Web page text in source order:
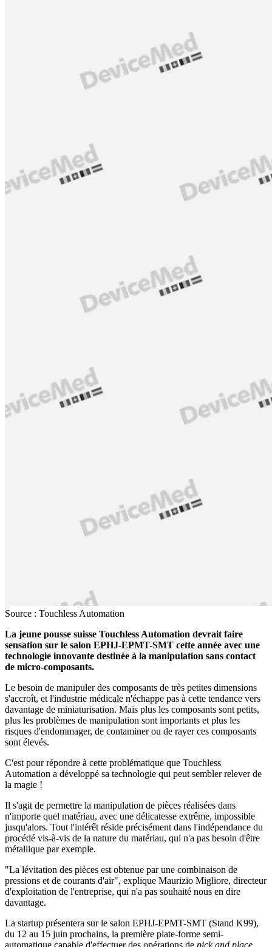
Source : Touchless Automation
La jeune pousse suisse Touchless Automation devrait faire
sensation sur le salon EPHJ-EPMT-SMT cette année avec une
technologie innovante destinée à la manipulation sans contact
de micro-composants.
Le besoin de manipuler des composants de très petites dimensions
s'accroît, et l'industrie médicale n'échappe pas à cette tendance vers
davantage de miniaturisation. Mais plus les composants sont petits,
plus les problèmes de manipulation sont importants et plus les
risques d'endommager, de contaminer ou de rayer ces composants
sont élevés.
C'est pour répondre à cette problématique que Touchless
Automation a développé sa technologie qui peut sembler relever de
la magie !
Il s'agit de permettre la manipulation de pièces réalisées dans
n'importe quel matériau, avec une délicatesse extrême, impossible
jusqu'alors. Tout l'intérêt réside précisément dans l'indépendance du
procédé vis-à-vis de la nature du matériau, qui n'a pas besoin d'être
métallique par exemple.
"La lévitation des pièces est obtenue par une combinaison de
pressions et de courants d'air", explique Maurizio Migliore, directeur
d'exploitation de l'entreprise, qui n'a pas souhaité nous en dire
davantage.
La startup présentera sur le salon EPHJ-EPMT-SMT (Stand K99),
du 12 au 15 juin prochains, la première plate-forme semi-